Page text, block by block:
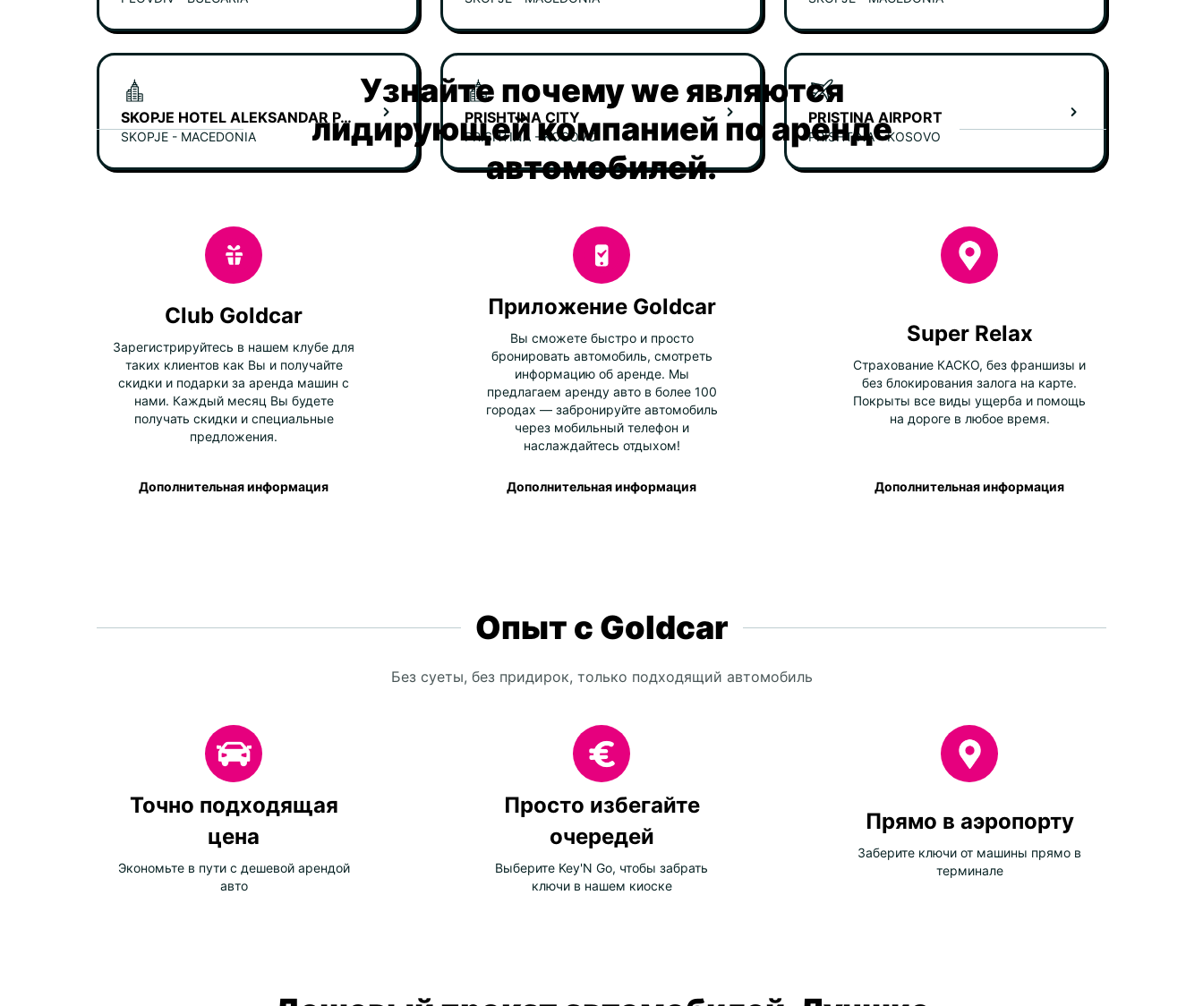
SKOPJE HOTEL ALEKSANDAR PALACE
SKOPJE - MACEDONIA
PRISHTINA CITY
PRISHTINA - KOSOVO
PRISTINA AIRPORT
PRISHTINA - KOSOVO
Узнайте почему we являются
лидирующей компанией по аренде
автомобилей.
Club Goldcar
Зарегистрируйтесь в нашем клубе для
таких клиентов как Вы и получайте
скидки и подарки за аренда машин с
нами. Каждый месяц Вы будете
получать скидки и специальные
предложения.
Дополнительная информация
Приложение Goldcar
Вы сможете быстро и просто
бронировать автомобиль, смотреть
информацию об аренде. Мы
предлагаем аренду авто в более 100
городах — забронируйте автомобиль
через мобильный телефон и
наслаждайтесь отдыхом!
Дополнительная информация
Super Relax
Страхование КАСКО, без франшизы и
без блокирования залога на карте.
Покрыты все виды ущерба и помощь
на дороге в любое время.
Дополнительная информация
Опыт с Goldcar
Без суеты, без придирок, только подходящий автомобиль
Точно подходящая
цена
Экономьте в пути с дешевой арендой
авто
Просто избегайте
очередей
Выберите Key'N Go, чтобы забрать
ключи в нашем киоске
Прямо в аэропорту
Заберите ключи от машины прямо в
терминале